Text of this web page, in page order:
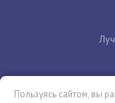
Пользуясь сайтом, вы